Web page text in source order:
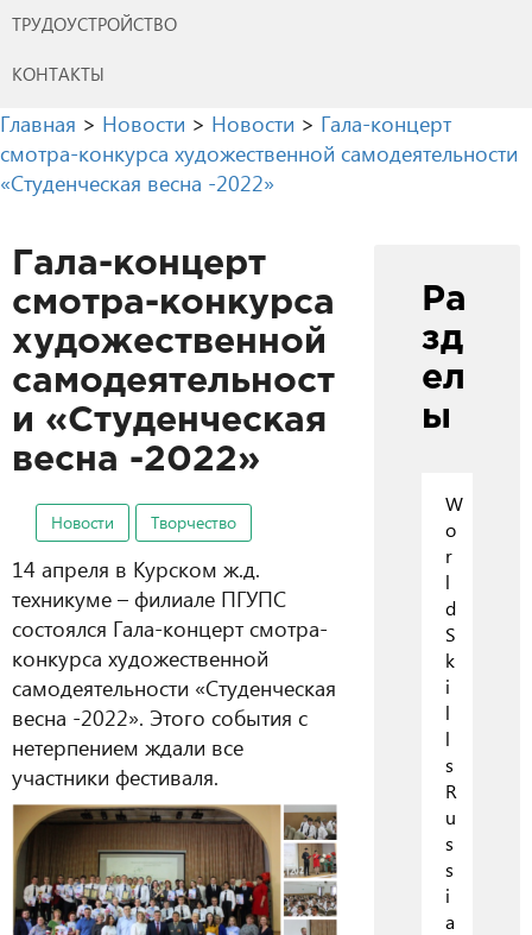
ТРУДОУСТРОЙСТВО
КОНТАКТЫ
Главная > Новости > Новости > Гала-концерт
смотра-конкурса художественной самодеятельности
«Студенческая весна -2022»
Гала-концерт
смотра-конкурса
художественной
самодеятельност
и «Студенческая
весна -2022»
Новости Творчество
14 апреля в Курском ж.д.
техникуме – филиале ПГУПС
состоялся Гала-концерт смотра-
конкурса художественной
самодеятельности «Студенческая
весна -2022». Этого события с
нетерпением ждали все
участники фестиваля.
Ра
зд
ел
ы
W
o
r
l
d
S
k
i
l
l
s
R
u
s
s
i
a